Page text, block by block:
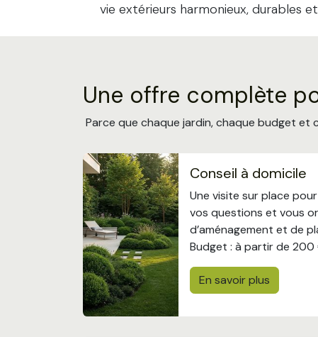
vie extérieurs harmonieux, durables
Une offre complète
Parce que chaque jardin, chaque budget et
Conseil à domicile
Une visite sur place
vos questions et vous
d’aménagement et de
Budget : à partir de 200
En savoir plus